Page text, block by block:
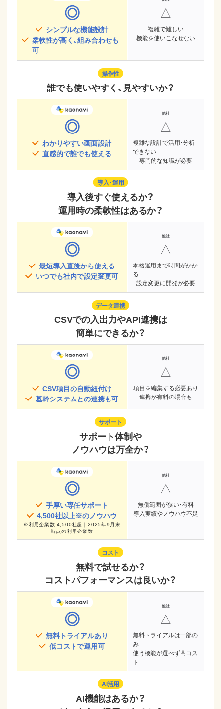
◎
シンプルな機能設計
柔軟性が高く、組み合わせも
可
△
複雑で難しい
機能を使いこなせない
操作性
誰でも使いやすく、見やすいか？
◎
わかりやすい画面設計
直感的で誰でも使える
△
複雑な設計で活用・分析
できない
専門的な知識が必要
導入・運用
導入後すぐ使えるか？
運用時の柔軟性はあるか？
◎
最短導入直後から使える
いつでも社内で設定変更可
△
本格運用まで時間がかか
る
設定変更に開発が必要
データ連携
CSVでの入出力やAPI連携は
簡単にできるか？
◎
CSV項目の自動紐付け
基幹システムとの連携も可
△
項目を編集する必要あり
連携が有料の場合も
サポート
サポート体制や
ノウハウは万全か？
◎
手厚い専任サポート
4,500社以上※のノウハウ
※利用企業数 4,500社超｜2025年9月末
時点の利用企業数
△
無償範囲が狭い・有料
導入実績やノウハウ不足
コスト
無料で試せるか？
コストパフォーマンスは良いか？
◎
無料トライアルあり
低コストで運用可
△
無料トライアルは一部の
み
使う機能が選べず高コス
ト
AI活用
AI機能はあるか？